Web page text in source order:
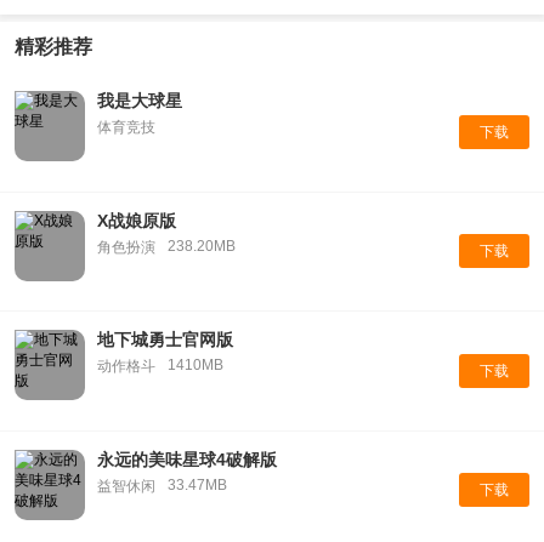
精彩推荐
我是大球星
体育竞技 下载
X战娘原版
角色扮演 238.20MB 下载
地下城勇士官网版
动作格斗 1410MB 下载
永远的美味星球4破解版
益智休闲 33.47MB 下载